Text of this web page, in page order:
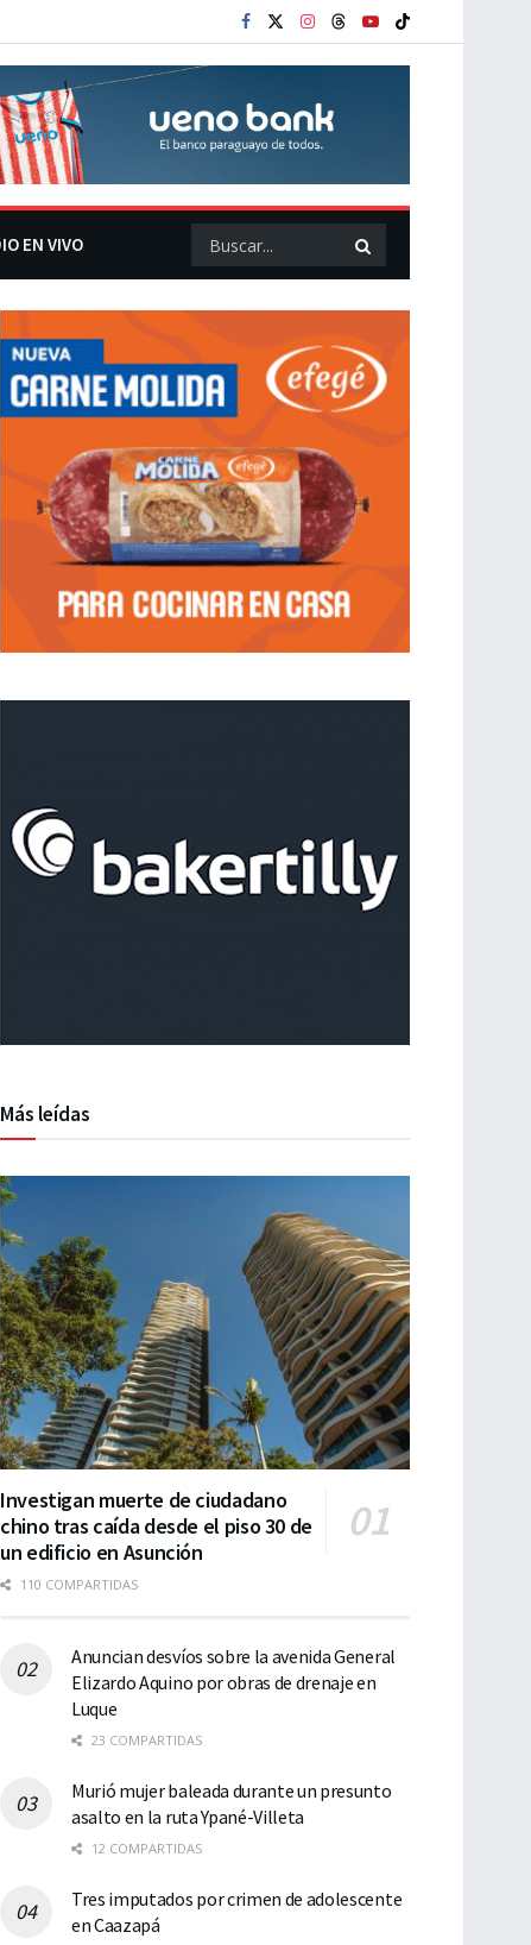
EN VIVO
Más leídas
Investigan muerte de ciudadano
chino tras caída desde el piso 30 de
un edificio en Asunción
110 COMPARTIDAS
Anuncian desvíos sobre la avenida General
Elizardo Aquino por obras de drenaje en
Luque
23 COMPARTIDAS
Murió mujer baleada durante un presunto
asalto en la ruta Ypané-Villeta
12 COMPARTIDAS
Tres imputados por crimen de adolescente
en Caazapá